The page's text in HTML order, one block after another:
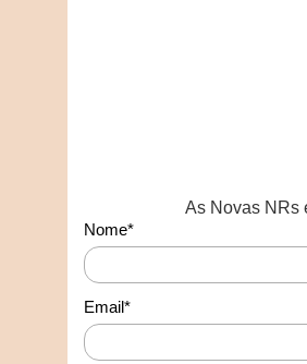
As Novas NRs
Nome*
Email*